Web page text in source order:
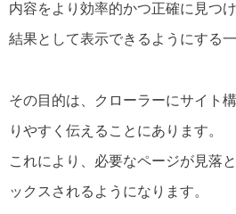
内容をより効率的かつ正確に見つ
結果として表示できるようにする
その目的は、クローラーにサイト
りやすく伝えることにあります。
これにより、必要なページが見落
ックスされるようになります。